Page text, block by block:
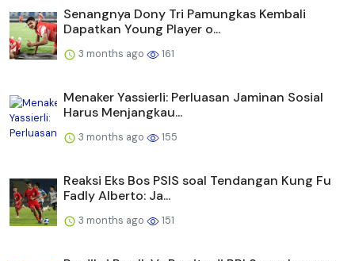
Senangnya Dony Tri Pamungkas Kembali
Dapatkan Young Player o...
3 months ago 161
Menaker Yassierli: Perluasan Jaminan Sosial
Harus Menjangkau...
3 months ago 155
Reaksi Eks Bos PSIS soal Tendangan Kung Fu
Fadly Alberto: Ja...
3 months ago 151